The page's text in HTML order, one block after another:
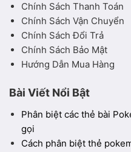
Chính Sách Thanh Toán
Chính Sách Vận Chuyển
Chính Sách Đổi Trả
Chính Sách Bảo Mật
Hướng Dẫn Mua Hàng
Bài Viết Nổi Bật
Phân biệt các thẻ bài
gọi
Cách phân biệt thẻ